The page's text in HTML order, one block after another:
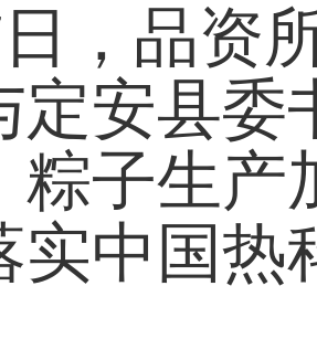
日，品资
定安县委
粽子生产
实中国热